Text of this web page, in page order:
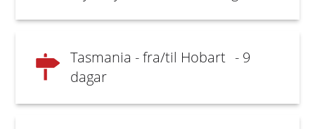
Tasmania - fra/til Hobart - 9
dagar